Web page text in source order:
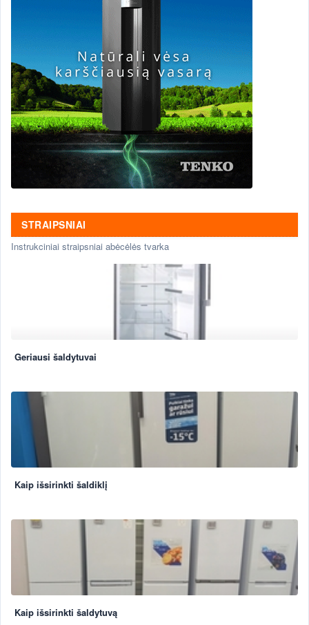
STRAIPSNIAI
Instrukciniai straipsniai abėcėlės tvarka
Geriausi šaldytuvai
Kaip išsirinkti šaldiklį
Kaip išsirinkti šaldytuvą